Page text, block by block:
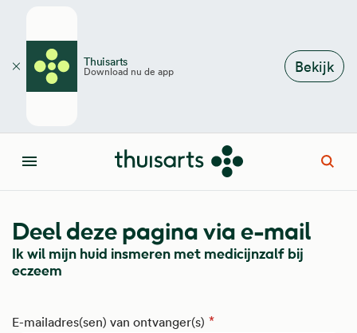
Thuisarts
Download nu de app Bekijk
Sluiten
Menu
Deel deze pagina via e-mail
Ik wil mijn huid insmeren met medicijnzalf bij
eczeem
E-mailadres(sen) van ontvanger(s)